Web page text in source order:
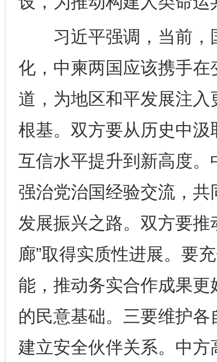
习近平强调，当前，
化，中柬两国应该携手
道，为地区和平发展注
根基。双方要从历史中
互信水平提升到新高度
强治党治国经验交流，
发展振兴之路。双方要推
廊”取得实质性进展。要
能，推动务实合作成果
的民意基础。三要维护
建立安全伙伴关系。中